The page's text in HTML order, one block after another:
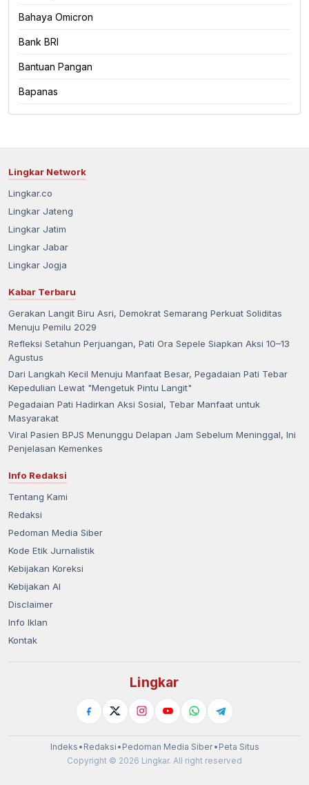
Bahaya Omicron
Bank BRI
Bantuan Pangan
Bapanas
Lingkar Network
Lingkar.co
Lingkar Jateng
Lingkar Jatim
Lingkar Jabar
Lingkar Jogja
Kabar Terbaru
Gerakan Langit Biru Asri, Demokrat Semarang Perkuat Soliditas
Menuju Pemilu 2029
Refleksi Setahun Perjuangan, Pati Ora Sepele Siapkan Aksi 10–13
Agustus
Dari Langkah Kecil Menuju Manfaat Besar, Pegadaian Pati Tebar
Kepedulian Lewat "Mengetuk Pintu Langit"
Pegadaian Pati Hadirkan Aksi Sosial, Tebar Manfaat untuk
Masyarakat
Viral Pasien BPJS Menunggu Delapan Jam Sebelum Meninggal, Ini
Penjelasan Kemenkes
Info Redaksi
Tentang Kami
Redaksi
Pedoman Media Siber
Kode Etik Jurnalistik
Kebijakan Koreksi
Kebijakan AI
Disclaimer
Info Iklan
Kontak
Lingkar
Indeks • Redaksi • Pedoman Media Siber• Peta Situs
Copyright © 2026 Lingkar. All right reserved